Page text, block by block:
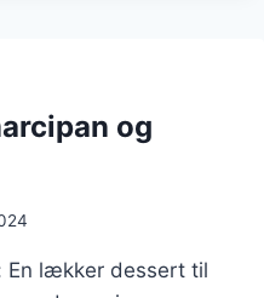
og
En lækker dessert til